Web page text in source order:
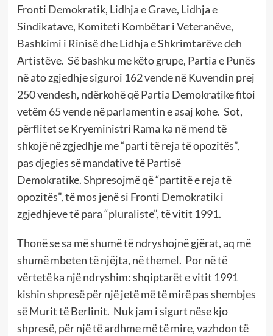
Fronti Demokratik, Lidhja e Grave, Lidhja e
Sindikatave, Komiteti Kombëtar i Veteranëve,
Bashkimi i Rinisë dhe Lidhja e Shkrimtarëve deh
Artistëve. Së bashku me këto grupe, Partia e Punës
në ato zgjedhje siguroi 162 vende në Kuvendin prej
250 vendesh, ndërkohë që Partia Demokratike fitoi
vetëm 65 vende në parlamentin e asaj kohe. Sot,
përflitet se Kryeministri Rama ka në mend të
shkojë në zgjedhje me “parti të reja të opozitës”,
pas djegies së mandative të Partisë
Demokratike. Shpresojmë që “partitë e reja të
opozitës”, të mos jenë si Fronti Demokratik i
zgjedhjeve të para “pluraliste”, të vitit 1991.
Thonë se sa më shumë të ndryshojnë gjërat, aq më
shumë mbeten të njëjta, në themel. Por në të
vërtetë ka një ndryshim: shqiptarët e vitit 1991
kishin shpresë për një jetë më të mirë pas shembjes
së Murit të Berlinit. Nuk jam i sigurt nëse kjo
shpresë, për një të ardhme më të mire, vazhdon të